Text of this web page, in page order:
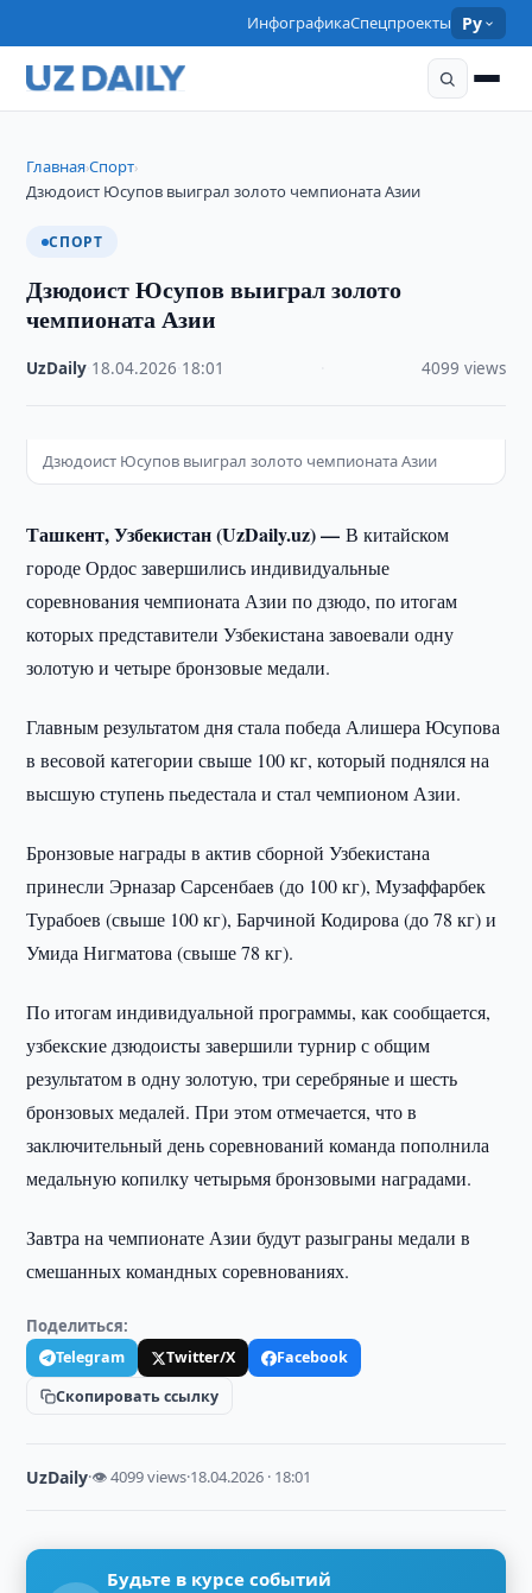
ИнфографикаСпецпроекты Ру
Главная›Спорт›
Дзюдоист Юсупов выиграл золото чемпионата Азии
СПОРТ
Дзюдоист Юсупов выиграл золото
чемпионата Азии
UzDaily 18.04.2026 18:01 4099 views
Дзюдоист Юсупов выиграл золото чемпионата Азии
Ташкент, Узбекистан (UzDaily.uz) —В китайском
городе Ордос завершились индивидуальные
соревнования чемпионата Азии по дзюдо, по итогам
которых представители Узбекистана завоевали одну
золотую и четыре бронзовые медали.
Главным результатом дня стала победа Алишера Юсупова
в весовой категории свыше 100 кг, который поднялся на
высшую ступень пьедестала и стал чемпионом Азии.
Бронзовые награды в актив сборной Узбекистана
принесли Эрназар Сарсенбаев (до 100 кг), Музаффарбек
Турабоев (свыше 100 кг), Барчиной Кодирова (до 78 кг) и
Умида Нигматова (свыше 78 кг).
По итогам индивидуальной программы, как сообщается,
узбекские дзюдоисты завершили турнир с общим
результатом в одну золотую, три серебряные и шесть
бронзовых медалей. При этом отмечается, что в
заключительный день соревнований команда пополнила
медальную копилку четырьмя бронзовыми наградами.
Завтра на чемпионате Азии будут разыграны медали в
смешанных командных соревнованиях.
Поделиться:
Telegram Twitter/X
Facebook
Скопировать ссылку
UzDaily·👁 4099 views·18.04.2026 · 18:01
Будьте в курсе событий